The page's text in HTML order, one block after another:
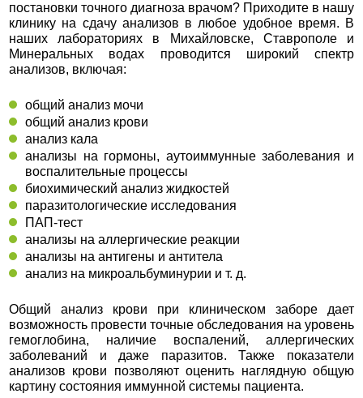
постановки точного диагноза врачом? Приходите в нашу
клинику на сдачу анализов в любое удобное время. В
наших лабораториях в Михайловске, Ставрополе и
Минеральных водах проводится широкий спектр
анализов, включая:
общий анализ мочи
общий анализ крови
анализ кала
анализы на гормоны, аутоиммунные заболевания и
воспалительные процессы
биохимический анализ жидкостей
паразитологические исследования
ПАП-тест
анализы на аллергические реакции
анализы на антигены и антитела
анализ на микроальбуминурии и т. д.
Общий анализ крови при клиническом заборе дает
возможность провести точные обследования на уровень
гемоглобина, наличие воспалений, аллергических
заболеваний и даже паразитов. Также показатели
анализов крови позволяют оценить наглядную общую
картину состояния иммунной системы пациента.